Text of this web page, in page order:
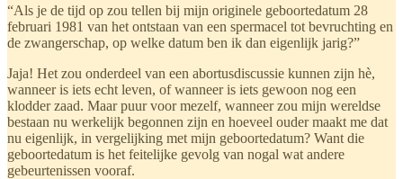
“Als je de tijd op zou tellen bij mijn originele geboortedatum 28
februari 1981 van het ontstaan van een spermacel tot bevruchting en
de zwangerschap, op welke datum ben ik dan eigenlijk jarig?”
Jaja! Het zou onderdeel van een abortusdiscussie kunnen zijn hè,
wanneer is iets echt leven, of wanneer is iets gewoon nog een
klodder zaad. Maar puur voor mezelf, wanneer zou mijn wereldse
bestaan nu werkelijk begonnen zijn en hoeveel ouder maakt me dat
nu eigenlijk, in vergelijking met mijn geboortedatum? Want die
geboortedatum is het feitelijke gevolg van nogal wat andere
gebeurtenissen vooraf.